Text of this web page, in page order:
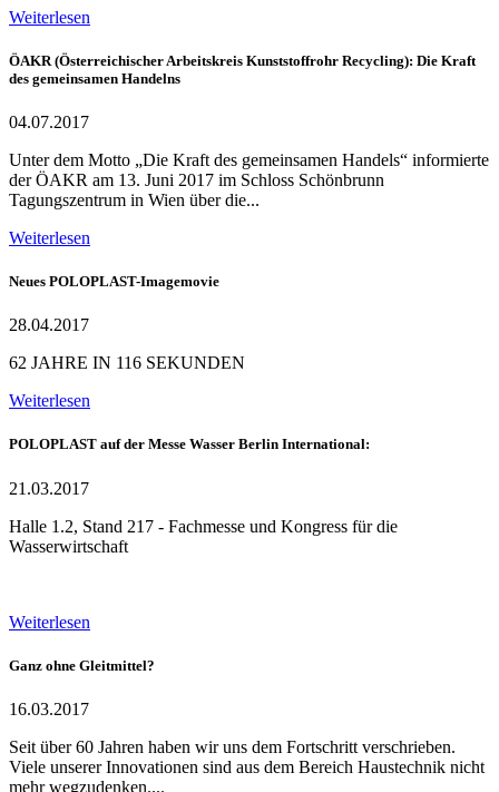
Weiterlesen
ÖAKR (Österreichischer Arbeitskreis Kunststoffrohr Recycling): Die Kraft
des gemeinsamen Handelns
04.07.2017
Unter dem Motto „Die Kraft des gemeinsamen Handels“ informierte
der ÖAKR am 13. Juni 2017 im Schloss Schönbrunn
Tagungszentrum in Wien über die...
Weiterlesen
Neues POLOPLAST-Imagemovie
28.04.2017
62 JAHRE IN 116 SEKUNDEN
Weiterlesen
POLOPLAST auf der Messe Wasser Berlin International:
21.03.2017
Halle 1.2, Stand 217 - Fachmesse und Kongress für die
Wasserwirtschaft
Weiterlesen
Ganz ohne Gleitmittel?
16.03.2017
Seit über 60 Jahren haben wir uns dem Fortschritt verschrieben.
Viele unserer Innovationen sind aus dem Bereich Haustechnik nicht
mehr wegzudenken....